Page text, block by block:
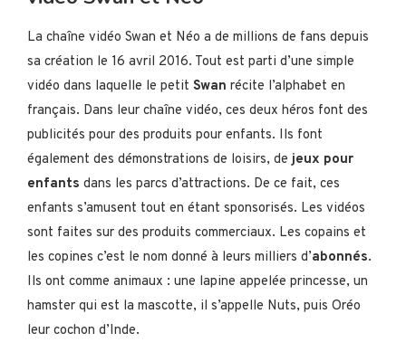
La chaîne vidéo Swan et Néo a de millions de fans depuis
sa création le 16 avril 2016. Tout est parti d’une simple
vidéo dans laquelle le petit Swan récite l’alphabet en
français. Dans leur chaîne vidéo, ces deux héros font des
publicités pour des produits pour enfants. Ils font
également des démonstrations de loisirs, dejeux pour
enfants dans les parcs d’attractions. De ce fait, ces
enfants s’amusent tout en étant sponsorisés. Les vidéos
sont faites sur des produits commerciaux. Les copains et
les copines c’est le nom donné à leurs milliers d’abonnés.
Ils ont comme animaux : une lapine appelée princesse, un
hamster qui est la mascotte, il s’appelle Nuts, puis Oréo
leur cochon d’Inde.